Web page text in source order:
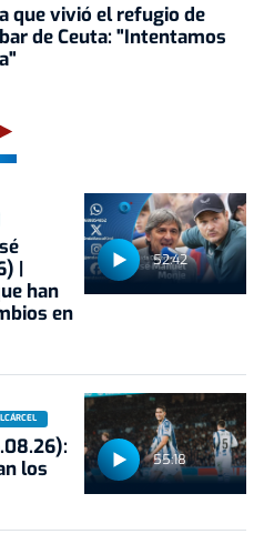
que vivió el refugio de
de Ceuta: "Intentamos
52:42
|
han
en
55:18
los